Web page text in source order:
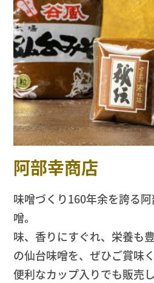
阿部幸商店
味噌づくり160年余を誇る
噌。
味、香りにすぐれ、栄養も
の仙台味噌を、ぜひご賞味く
便利なカップ入りでも販売